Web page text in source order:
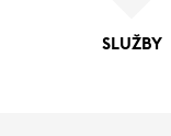
SLUŽBY